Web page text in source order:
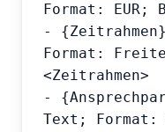
Format: EUR;
-
Format:
<Zeitrahmen>
-
Text;